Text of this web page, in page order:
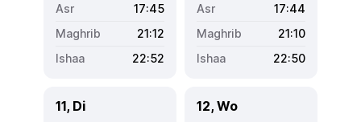
17:45
21:12
22:52
17:44
21:10
22:50
11, Di 12, Wo